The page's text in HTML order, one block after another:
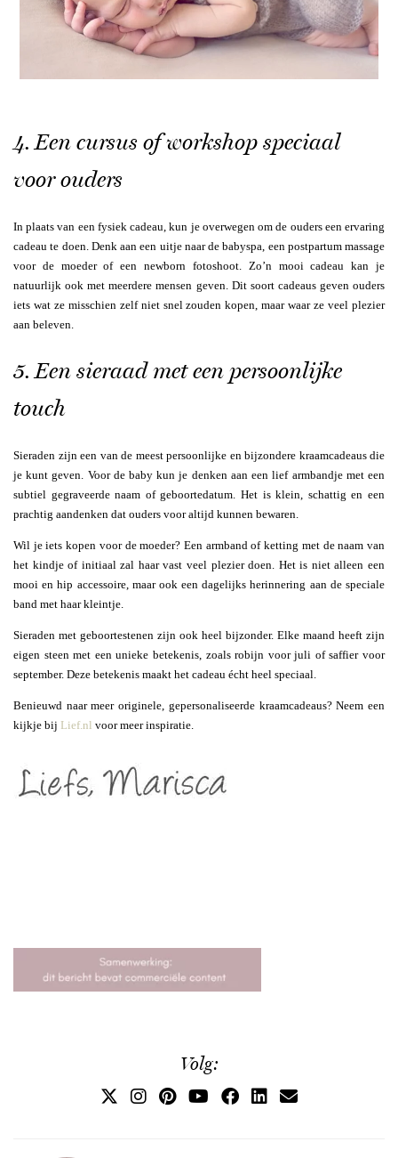
4. Een cursus of workshop speciaal
voor ouders
In plaats van een fysiek cadeau, kun je overwegen om de ouders een ervaring
cadeau te doen. Denk aan een uitje naar de babyspa, een postpartum massage
voor de moeder of een newborn fotoshoot. Zo’n mooi cadeau kan je
natuurlijk ook met meerdere mensen geven. Dit soort cadeaus geven ouders
iets wat ze misschien zelf niet snel zouden kopen, maar waar ze veel plezier
aan beleven.
5. Een sieraad met een persoonlijke
touch
Sieraden zijn een van de meest persoonlijke en bijzondere kraamcadeaus die
je kunt geven. Voor de baby kun je denken aan een lief armbandje met een
subtiel gegraveerde naam of geboortedatum. Het is klein, schattig en een
prachtig aandenken dat ouders voor altijd kunnen bewaren.
Wil je iets kopen voor de moeder? Een armband of ketting met de naam van
het kindje of initiaal zal haar vast veel plezier doen. Het is niet alleen een
mooi en hip accessoire, maar ook een dagelijks herinnering aan de speciale
band met haar kleintje.
Sieraden met geboortestenen zijn ook heel bijzonder. Elke maand heeft zijn
eigen steen met een unieke betekenis, zoals robijn voor juli of saffier voor
september. Deze betekenis maakt het cadeau écht heel speciaal.
Benieuwd naar meer originele, gepersonaliseerde kraamcadeaus? Neem een
kijkje bij Lief.nl voor meer inspiratie.
Volg: